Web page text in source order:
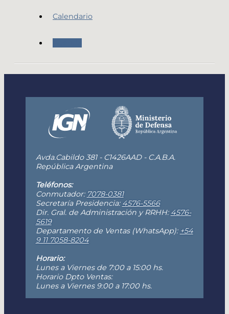
Calendario
Avda.Cabildo 381 - C1426AAD - C.A.B.A.
República Argentina
Teléfonos:
Conmutador: 7078-0381
Secretaría Presidencia: 4576-5566
Dir. Gral. de Administración y RRHH: 4576-
5619
Departamento de Ventas (WhatsApp): +54
9 11 7058-8204
Horario:
Lunes a Viernes de 7:00 a 15:00 hs.
Horario Dpto Ventas:
Lunes a Viernes 9:00 a 17:00 hs.